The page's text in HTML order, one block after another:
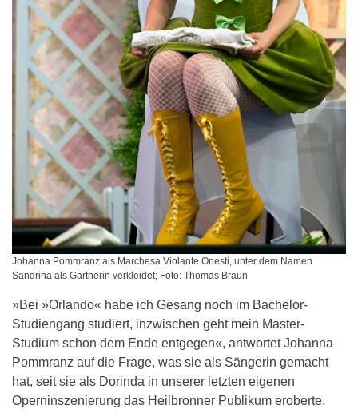
Johanna Pommranz als Marchesa Violante Onesti, unter dem Namen
Sandrina als Gärtnerin verkleidet; Foto: Thomas Braun
»Bei »Orlando« habe ich Gesang noch im Bachelor-
Studiengang studiert, inzwischen geht mein Master-
Studium schon dem Ende entgegen«, antwortet Johanna
Pommranz auf die Frage, was sie als Sängerin gemacht
hat, seit sie als Dorinda in unserer letzten eigenen
Operninszenierung das Heilbronner Publikum eroberte.